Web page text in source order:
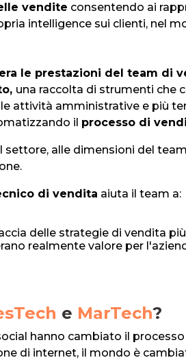
vendite consentendo ai
intelligence sui clienti, nel
le prestazioni del team di
una raccolta di strumenti che
attività amministrative e più
il processo di
alle dimensioni del
di vendita aiuta il team a:
delle strategie di vendita
realmente valore per
e MarTech?
hanno cambiato il
di internet, il mondo è